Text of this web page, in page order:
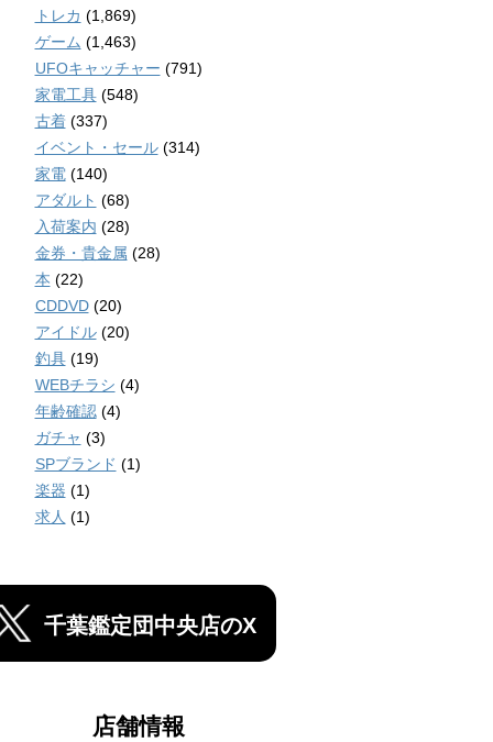
トレカ (1,869)
ゲーム (1,463)
UFOキャッチャー (791)
家電工具(548)
古着(337)
イベント・セール(314)
家電(140)
アダルト (68)
入荷案内 (28)
金券・貴金属 (28)
本 (22)
CDDVD(20)
アイドル(20)
釣具(19)
WEBチラシ (4)
年齢確認(4)
ガチャ (3)
SPブランド (1)
楽器 (1)
求人 (1)
千葉鑑定団中央店のX
店舗情報